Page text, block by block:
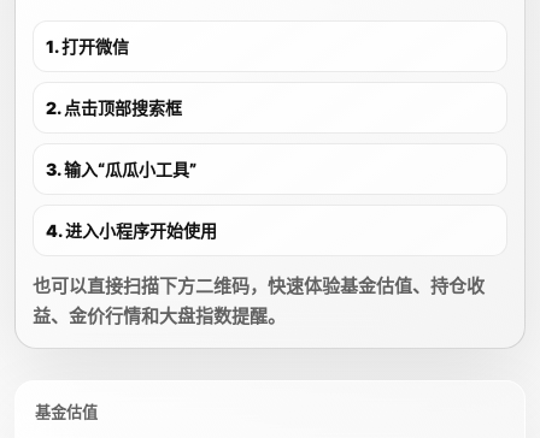
1. 打开微信
2. 点击顶部搜索框
3. 输入“瓜瓜小工具”
4. 进入小程序开始使用
也可以直接扫描下方二维码，快速体验基金估值、持仓收
益、金价行情和大盘指数提醒。
基金估值